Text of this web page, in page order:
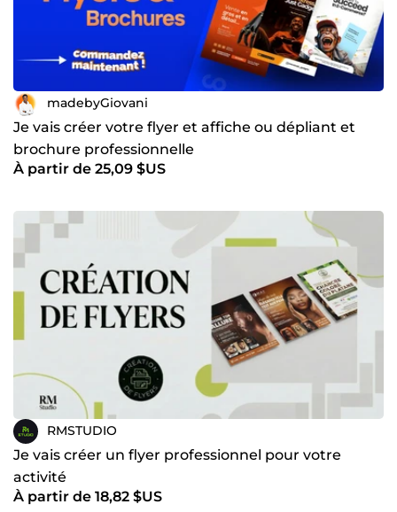
madebyGiovani
Je vais créer votre flyer et affiche ou dépliant et
brochure professionnelle
À partir de 25,09 $US
RMSTUDIO
Je vais créer un flyer professionnel pour votre
activité
À partir de 18,82 $US